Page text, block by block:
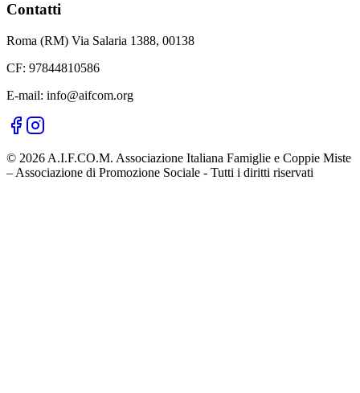
Contatti
Roma (RM) Via Salaria 1388, 00138
CF: 97844810586
E-mail: info@aifcom.org
© 2026 A.I.F.CO.M. Associazione Italiana Famiglie e Coppie Miste
– Associazione di Promozione Sociale - Tutti i diritti riservati